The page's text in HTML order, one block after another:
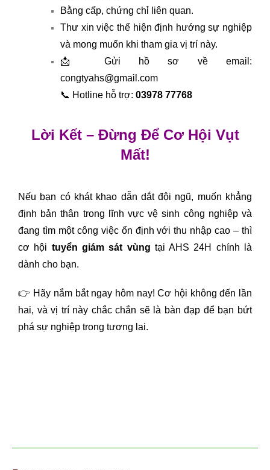
Bằng cấp, chứng chỉ liên quan.
Thư xin việc thể hiện định hướng sự nghiệp
và mong muốn khi tham gia vị trí này.
📩 Gửi hồ sơ về email:
congtyahs@gmail.com
📞 Hotline hỗ trợ: 03978 77768
Lời Kết – Đừng Để Cơ Hội Vụt
Mất!
Nếu bạn có khát khao dẫn dắt đội ngũ, muốn khẳng
định bản thân trong lĩnh vực vệ sinh công nghiệp và
đang tìm một công việc ổn định với thu nhập cao – thì
cơ hội tuyển giám sát vùng tại AHS 24H chính là
dành cho bạn.
👉 Hãy nắm bắt ngay hôm nay! Cơ hội không đến lần
hai, và vị trí này chắc chắn sẽ là bàn đạp để bạn bứt
phá sự nghiệp trong tương lai.